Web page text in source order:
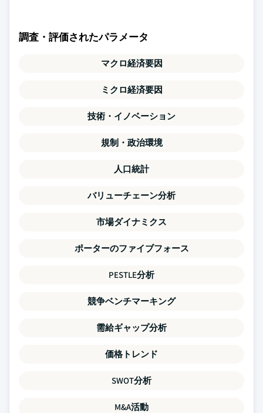
調査・評価されたパラメータ
マクロ経済要因
ミクロ経済要因
技術・イノベーション
規制・政治環境
人口統計
バリューチェーン分析
市場ダイナミクス
ポーターのファイブフォース
PESTLE分析
競争ベンチマーキング
需給ギャップ分析
価格トレンド
SWOT分析
M&A活動